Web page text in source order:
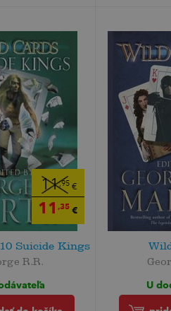
11,95€
11 ,35€
Suicide Kings
R.R.
U